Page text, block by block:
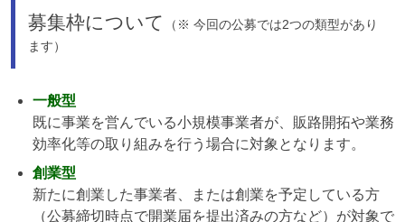
募集枠について
（※ 今回の公募では2つの類型があり
ます）
一般型
既に事業を営んでいる小規模事業者が、販路開拓や業務
効率化等の取り組みを行う場合に対象となります。
創業型
新たに創業した事業者、または創業を予定している方
（公募締切時点で開業届を提出済みの方など）が対象で